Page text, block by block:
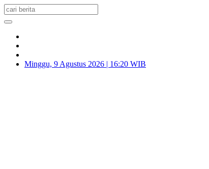
Minggu, 9 Agustus 2026 | 16:20 WIB